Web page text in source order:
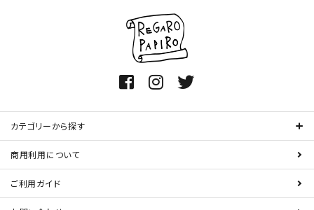
カテゴリーから探す
商用利用について
ご利用ガイド